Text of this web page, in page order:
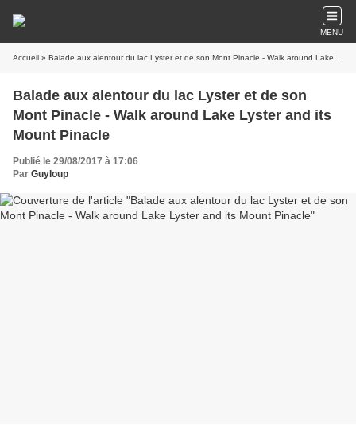
MENU
Accueil » Balade aux alentour du lac Lyster et de son Mont Pinacle - Walk around Lake Lyster and its Mount Pinacle
Balade aux alentour du lac Lyster et de son
Mont Pinacle - Walk around Lake Lyster and its
Mount Pinacle
Publié le 29/08/2017 à 17:06
Par Guyloup